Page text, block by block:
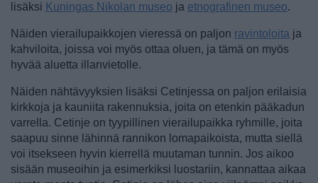
lisäksi Kuningas Nikolan museo ja etnografinen museo.
Näiden vierailupaikkojen vieressä on paljon ravintoloita ja
kahviloita, joissa voi myös ottaa oluen, ja tämä on myös
hyvää aluetta illanvietolle.
Näiden nähtävyyksien lisäksi Cetinjessa on paljon erilaisia
kirkkoja ja kauniita rakennuksia, joita on etenkin pääkadun
varrella. Cetinje on tyypillinen vierailupaikka ryhmille, joita
saapuu sinne lähinnä rannikon lomapaikoista, mutta siellä
voi itsekseen hyvin kierrellä muutaman tunnin. Jos aikoo
sisään museoihin ja esimerkiksi luostariin, kannattaa aikaa